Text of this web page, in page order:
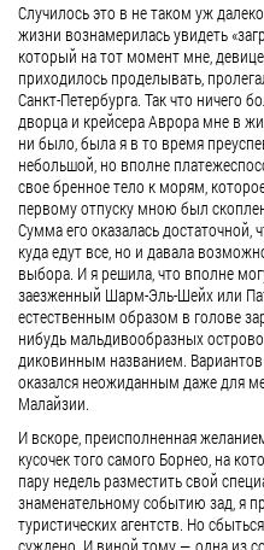
Случилось это в не таком уж
жизни вознамерилась увидеть
который на тот момент мне,
приходилось проделывать,
Санкт-Петербурга. Так что ничего
дворца и крейсера Аврора мне в
ни было, была я в то время
небольшой, но вполне
свое бренное тело к морям,
первому отпуску мною был
Сумма его оказалась достаточной,
куда едут все, но и давала
выбора. И я решила, что вполне
заезженный Шарм-Эль-Шейх или
естественным образом в голове
нибудь мальдивообразных
диковинным названием.
оказался неожиданным даже для
Малайзии.
И вскоре, преисполненная
кусочек того самого Борнео, на
пару недель разместить свой
знаменательному событию зад, я
туристических агентств. Но